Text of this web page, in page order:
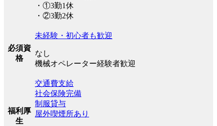
・①3勤1休
・②3勤2休
必須資
格
未経験・初心者も歓迎
なし
機械オペレーター経験者歓迎
福利厚
生
交通費支給
社会保険完備
制服貸与
屋外喫煙所あり